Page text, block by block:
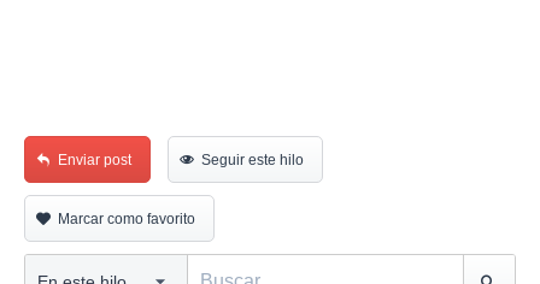
Enviar post Seguir este hilo
Marcar como favorito